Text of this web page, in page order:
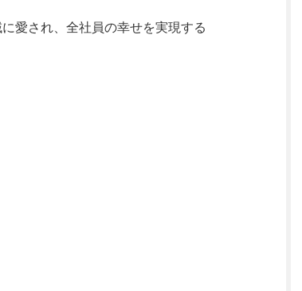
愛され、全社員の幸せを実現する